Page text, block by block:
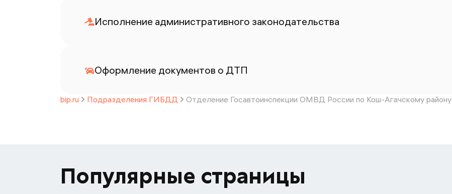
Исполнение административного законодательства
Оформление документов о ДТП
bip.ru Подразделения ГИБДД Отделение Госавтоинспекции ОМВД России по Кош-Агачскому району
Популярные страницы